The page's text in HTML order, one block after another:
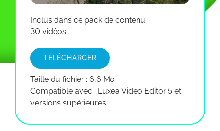
Inclus dans ce pack de contenu :
30 vidéos
TÉLÉCHARGER
Taille du fichier : 6,6 Mo
Compatible avec : Luxea Video Editor 5 et
versions supérieures